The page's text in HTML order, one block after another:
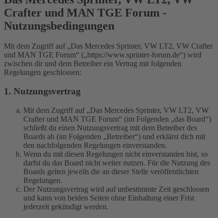
Crafter und MAN TGE Forum -
Nutzungsbedingungen
Mit dem Zugriff auf „Das Mercedes Sprinter, VW LT2, VW Crafter
und MAN TGE Forum“ („https://www.sprinter-forum.de“) wird
zwischen dir und dem Betreiber ein Vertrag mit folgenden
Regelungen geschlossen:
1. Nutzungsvertrag
Mit dem Zugriff auf „Das Mercedes Sprinter, VW LT2, VW
Crafter und MAN TGE Forum“ (im Folgenden „das Board“)
schließt du einen Nutzungsvertrag mit dem Betreiber des
Boards ab (im Folgenden „Betreiber“) und erklärst dich mit
den nachfolgenden Regelungen einverstanden.
Wenn du mit diesen Regelungen nicht einverstanden bist, so
darfst du das Board nicht weiter nutzen. Für die Nutzung des
Boards gelten jeweils die an dieser Stelle veröffentlichten
Regelungen.
Der Nutzungsvertrag wird auf unbestimmte Zeit geschlossen
und kann von beiden Seiten ohne Einhaltung einer Frist
jederzeit gekündigt werden.